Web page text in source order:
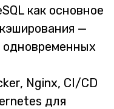
как основное
—
одновременных
Nginx, CI/CD
для